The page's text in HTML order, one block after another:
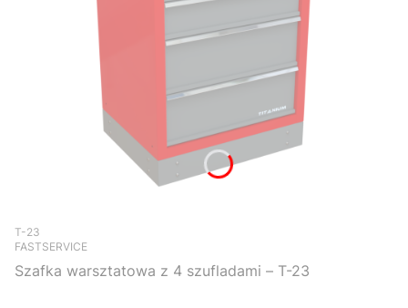
Kod produktu
T-23
FASTSERVICE
Szafka warsztatowa z 4 szufladami – T-23